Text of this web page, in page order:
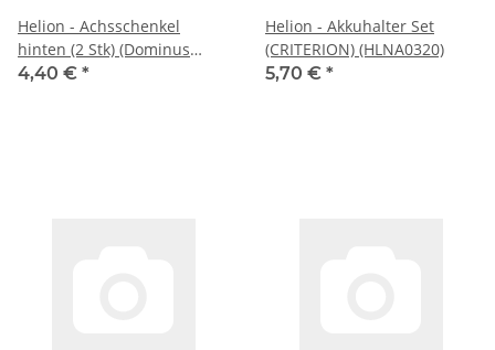
Helion - Achsschenkel
hinten (2 Stk) (Dominus
SC/TR) (HLNA0112)
4,40 € *
Helion - Akkuhalter Set
(CRITERION) (HLNA0320)
5,70 € *